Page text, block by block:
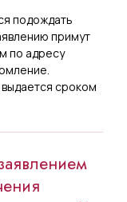
подождать
примут
по адресу
сроком